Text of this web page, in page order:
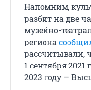
Напомним,
разбит на две
музейно-
региона
рассчитывали,
1 сентября
2023 году —